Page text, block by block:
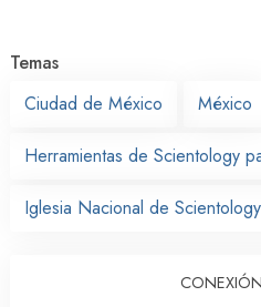
Temas
Ciudad de México
México
Herramientas de Scientology
Iglesia Nacional de